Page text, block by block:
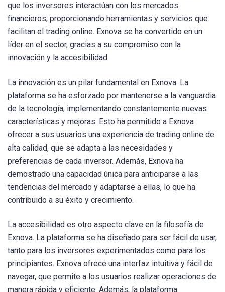
que los inversores interactúan con los mercados
financieros, proporcionando herramientas y servicios que
facilitan el trading online. Exnova se ha convertido en un
líder en el sector, gracias a su compromiso con la
innovación y la accesibilidad.
La innovación es un pilar fundamental en Exnova. La
plataforma se ha esforzado por mantenerse a la vanguardia
de la tecnología, implementando constantemente nuevas
características y mejoras. Esto ha permitido a Exnova
ofrecer a sus usuarios una experiencia de trading online de
alta calidad, que se adapta a las necesidades y
preferencias de cada inversor. Además, Exnova ha
demostrado una capacidad única para anticiparse a las
tendencias del mercado y adaptarse a ellas, lo que ha
contribuido a su éxito y crecimiento.
La accesibilidad es otro aspecto clave en la filosofía de
Exnova. La plataforma se ha diseñado para ser fácil de usar,
tanto para los inversores experimentados como para los
principiantes. Exnova ofrece una interfaz intuitiva y fácil de
navegar, que permite a los usuarios realizar operaciones de
manera rápida y eficiente. Además, la plataforma